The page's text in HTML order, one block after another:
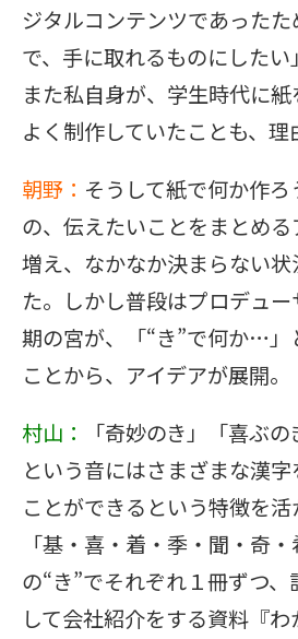
ジタルコンテンツであった
で、手に取れるものにしたい
また私自身が、学生時代に
よく制作していたことも、理
朝野： そうして紙で何か作
の、伝えたいことをまとめ
増え、なかなか決まらない
た。しかし普段はプロデュ
期の宮が、「“き”で何か…」
ことから、アイデアが展開。
村山：
「奇妙のき」「喜ぶの
という音にはさまざまな漢
ことができるという特徴を
「基・喜・着・季・聞・奇
の“き”でそれぞれ１冊ずつ
して会社紹介をする資料『